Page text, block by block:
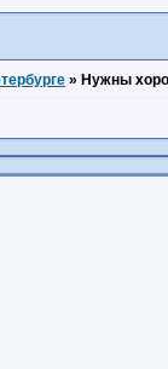
» Нужны